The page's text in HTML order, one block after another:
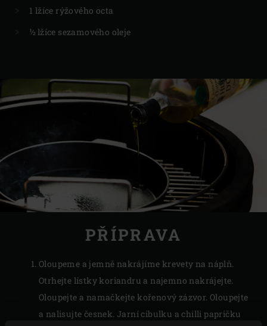
1 lžíce rýžového octa
½ lžíce sezamového oleje
PŘÍPRAVA
Oloupeme a jemně nakrájíme krevety na náplň.
Otrhejte lístky koriandru a najemno nakrájejte.
Oloupejte a namačkejte kořenový zázvor. Oloupejte
a nalisujte česnek. Jarní cibulku a chilli papričku